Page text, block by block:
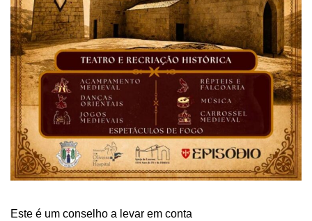
Este é um conselho a levar em conta